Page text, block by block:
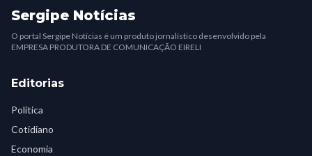
Sergipe Notícias
O portal Sergipe Notícias é um produto jornalístico desenvolvido pela
EMPRESA PRODUTORA DE COMUNICAÇÃO EIRELI
Editorias
Política
Cotidiano
Economia